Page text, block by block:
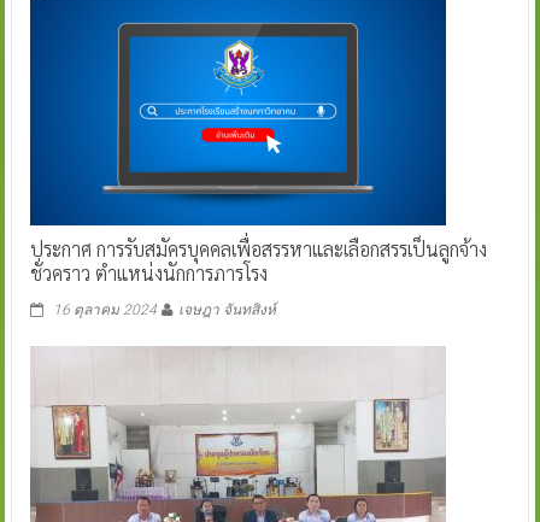
ประกาศ การรับสมัครบุคคลเพื่อสรรหาและเลือกสรรเป็นลูกจ้าง
ชั่วคราว ตำแหน่งนักการภารโรง
16 ตุลาคม 2024 เจษฎา จันทสิงห์